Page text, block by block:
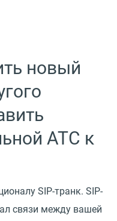
новый
АТС к
SIP-транк. SIP-
связи между вашей